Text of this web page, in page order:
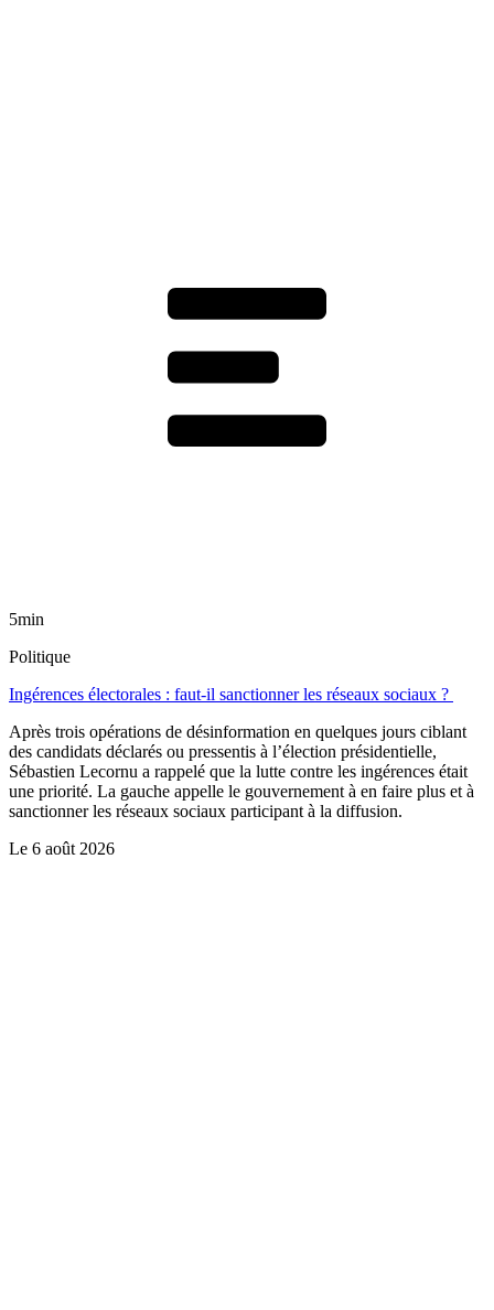
5min
Politique
Ingérences électorales : faut-il sanctionner les réseaux sociaux ?
Après trois opérations de désinformation en quelques jours ciblant
des candidats déclarés ou pressentis à l’élection présidentielle,
Sébastien Lecornu a rappelé que la lutte contre les ingérences était
une priorité. La gauche appelle le gouvernement à en faire plus et à
sanctionner les réseaux sociaux participant à la diffusion.
Le 6 août 2026